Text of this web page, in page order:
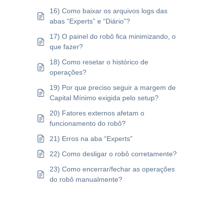
16) Como baixar os arquivos logs das
abas “Experts” e “Diário”?
17) O painel do robô fica minimizando, o
que fazer?
18) Como resetar o histórico de
operações?
19) Por que preciso seguir a margem de
Capital Mínimo exigida pelo setup?
20) Fatores externos afetam o
funcionamento do robô?
21) Erros na aba “Experts”
22) Como desligar o robô corretamente?
23) Como encerrar/fechar as operações
do robô manualmente?